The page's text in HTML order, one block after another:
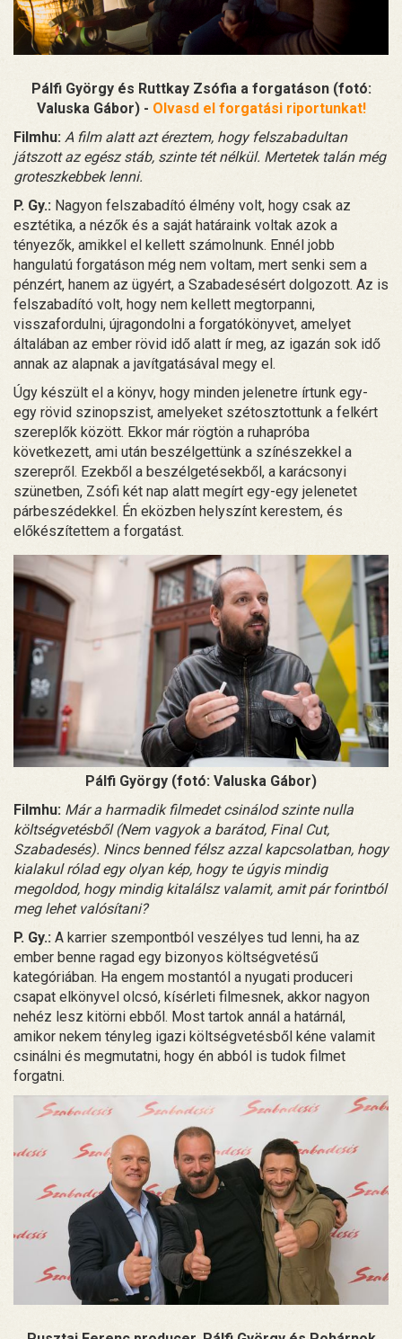
Pálfi György és Ruttkay Zsófia a forgatáson (fotó:
Valuska Gábor) - Olvasd el forgatási riportunkat!
Filmhu: A film alatt azt éreztem, hogy felszabadultan
játszott az egész stáb, szinte tét nélkül. Mertetek talán még
groteszkebbek lenni.
P. Gy.: Nagyon felszabadító élmény volt, hogy csak az
esztétika, a nézők és a saját határaink voltak azok a
tényezők, amikkel el kellett számolnunk. Ennél jobb
hangulatú forgatáson még nem voltam, mert senki sem a
pénzért, hanem az ügyért, a Szabadesésért dolgozott. Az is
felszabadító volt, hogy nem kellett megtorpanni,
visszafordulni, újragondolni a forgatókönyvet, amelyet
általában az ember rövid idő alatt ír meg, az igazán sok idő
annak az alapnak a javítgatásával megy el.
Úgy készült el a könyv, hogy minden jelenetre írtunk egy-
egy rövid szinopszist, amelyeket szétosztottunk a felkért
szereplők között. Ekkor már rögtön a ruhapróba
következett, ami után beszélgettünk a színészekkel a
szerepről. Ezekből a beszélgetésekből, a karácsonyi
szünetben, Zsófi két nap alatt megírt egy-egy jelenetet
párbeszédekkel. Én eközben helyszínt kerestem, és
előkészítettem a forgatást.
Pálfi György (fotó: Valuska Gábor)
Filmhu: Már a harmadik filmedet csinálod szinte nulla
költségvetésből (Nem vagyok a barátod, Final Cut,
Szabadesés). Nincs benned félsz azzal kapcsolatban, hogy
kialakul rólad egy olyan kép, hogy te úgyis mindig
megoldod, hogy mindig kitalálsz valamit, amit pár forintból
meg lehet valósítani?
P. Gy.: A karrier szempontból veszélyes tud lenni, ha az
ember benne ragad egy bizonyos költségvetésű
kategóriában. Ha engem mostantól a nyugati produceri
csapat elkönyvel olcsó, kísérleti filmesnek, akkor nagyon
nehéz lesz kitörni ebből. Most tartok annál a határnál,
amikor nekem tényleg igazi költségvetésből kéne valamit
csinálni és megmutatni, hogy én abból is tudok filmet
forgatni.